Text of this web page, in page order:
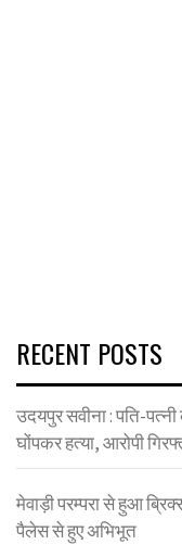
RECENT POSTS
उदयपुर सवीना : पति-
घोंपकर हत्या, आरोपी
मेवाड़ी परम्परा से हुआ
पैलेस से हुए अभिभूत